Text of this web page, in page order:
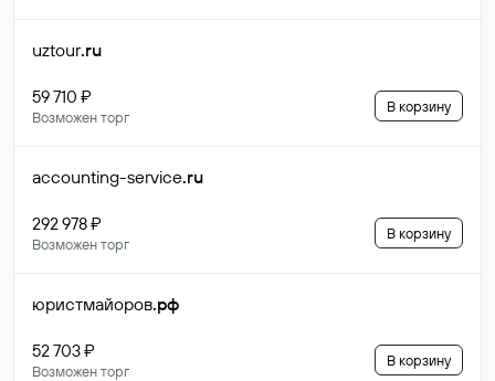
uztour.ru
59 710 ₽
Возможен торг
В корзину
accounting-service.ru
292 978 ₽
Возможен торг
В корзину
юристмайоров.рф
52 703 ₽
Возможен торг
В корзину